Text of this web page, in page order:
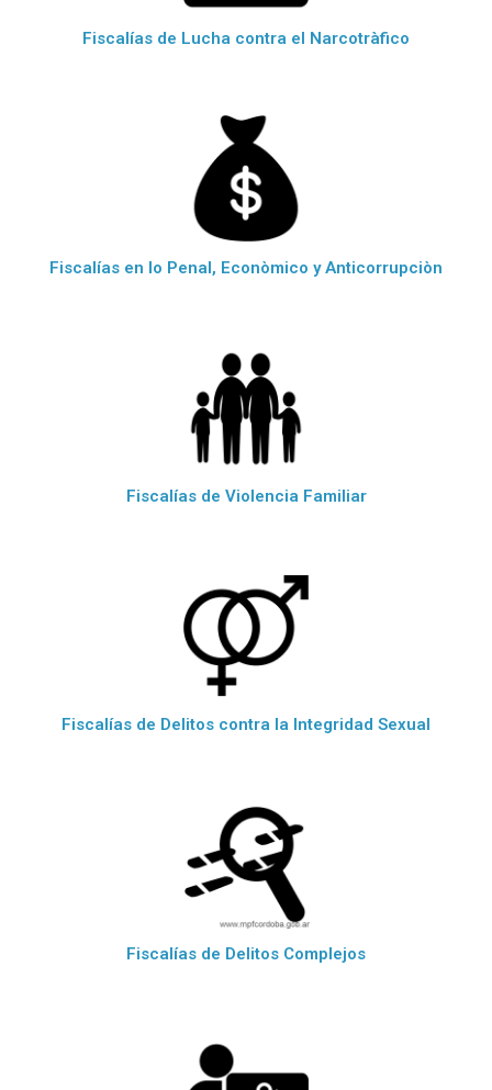
Fiscalías de Lucha contra el Narcotràfico
Fiscalías en lo Penal, Econòmico y Anticorrupciòn
Fiscalías de Violencia Familiar
Fiscalías de Delitos contra la Integridad Sexual
Fiscalías de Delitos Complejos